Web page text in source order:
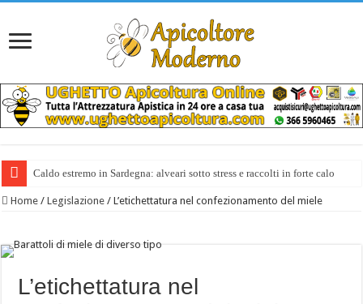
Caldo estremo in Sardegna: alveari sotto stress e raccolti in forte calo
Home / Legislazione / L’etichettatura nel confezionamento del miele
L’etichettatura nel